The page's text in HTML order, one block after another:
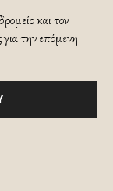
και τον
την επόμενη